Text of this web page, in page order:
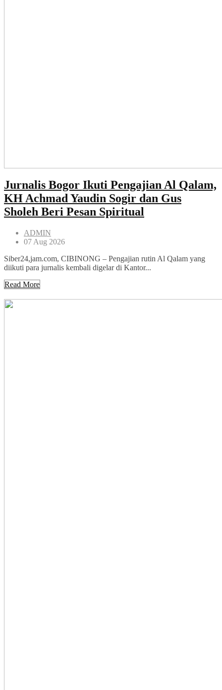
Jurnalis Bogor Ikuti Pengajian Al Qalam,
KH Achmad Yaudin Sogir dan Gus
Sholeh Beri Pesan Spiritual
ADMIN
07 Aug 2026
Siber24,jam.com, CIBINONG – Pengajian rutin Al Qalam yang
diikuti para jurnalis kembali digelar di Kantor...
Read More